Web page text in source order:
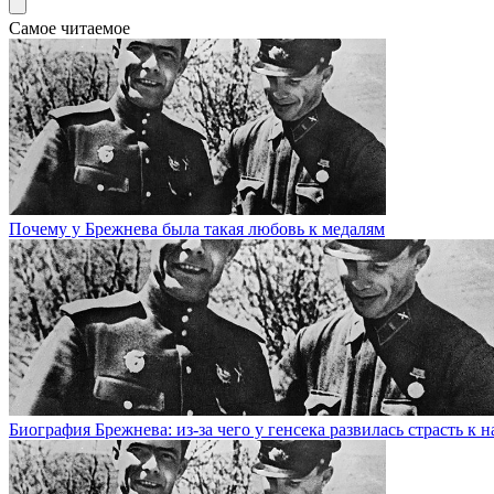
Самое читаемое
Почему у Брежнева была такая любовь к медалям
Биография Брежнева: из-за чего у генсека развилась страсть к